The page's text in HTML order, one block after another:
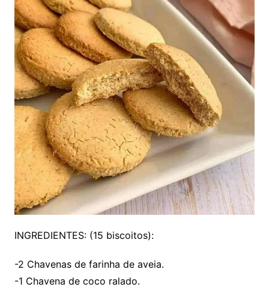
INGREDIENTES: (15 biscoitos):
-2 Chavenas de farinha de aveia.
-1 Chavena de coco ralado.